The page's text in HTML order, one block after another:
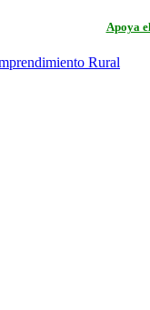
Apoya